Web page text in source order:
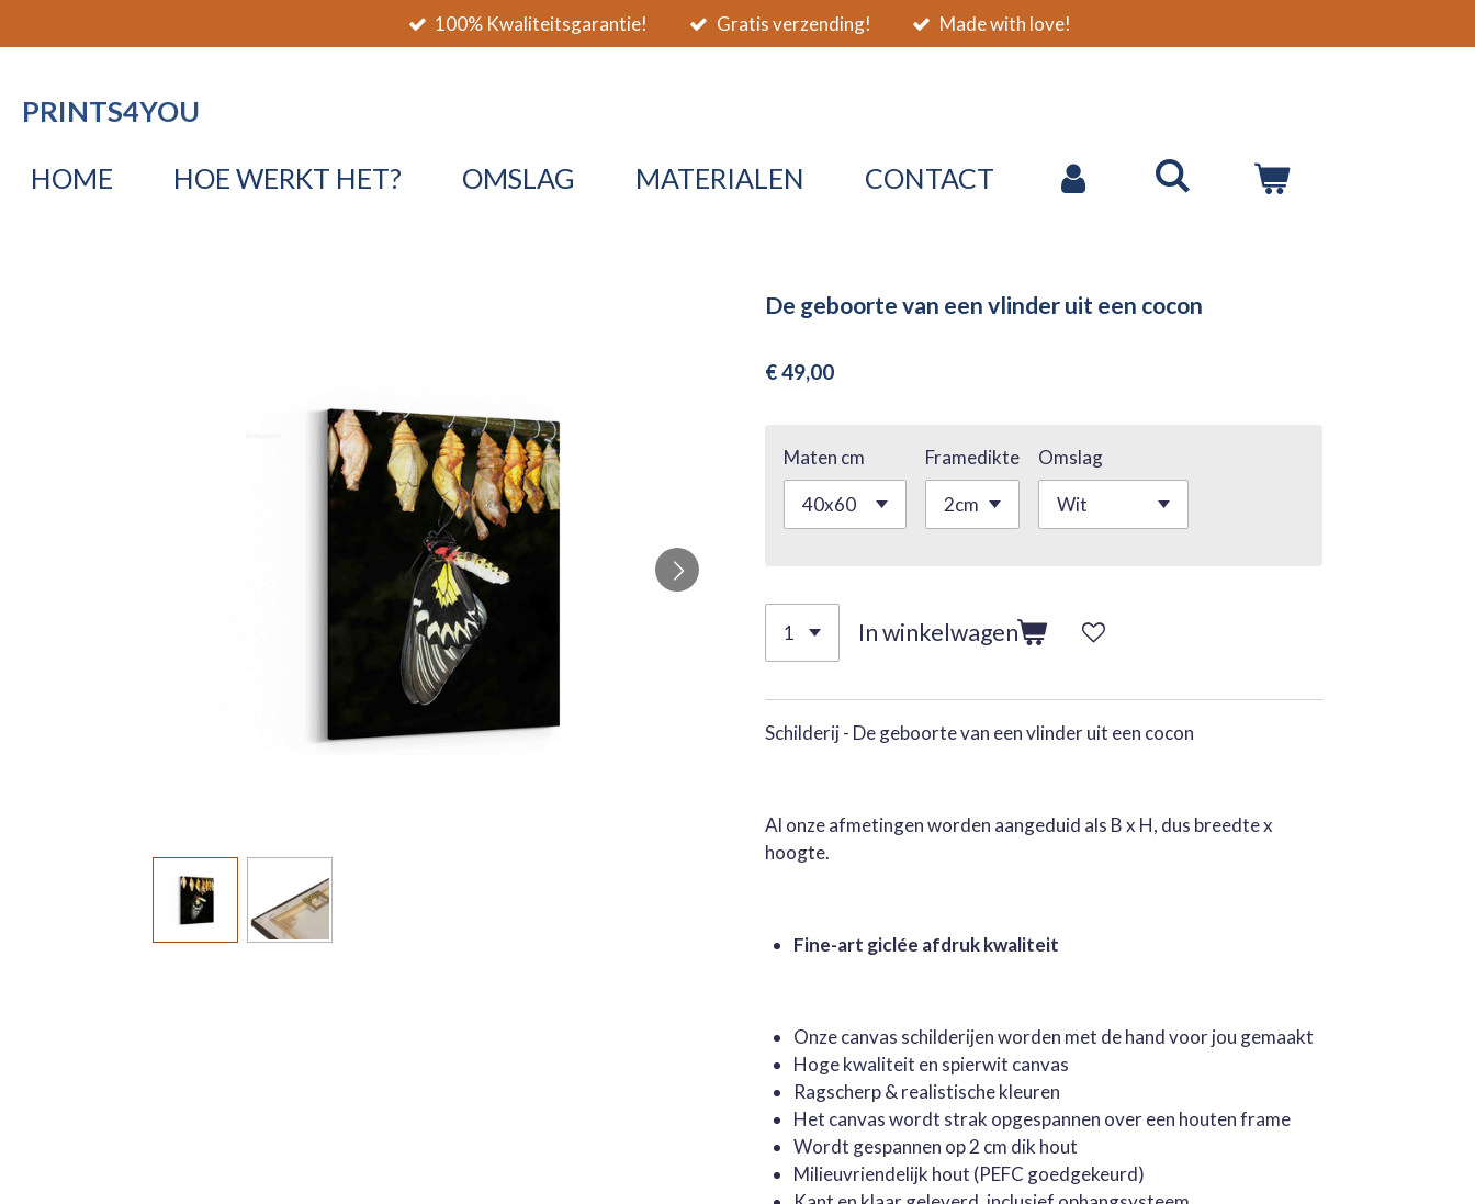
direct
de
100% Kwaliteitsgarantie! Gratis verzending! Made with love!
PRINTS4YOU
HOME HOE WERKT HET? OMSLAG MATERIALEN CONTACT
De geboorte van een vlinder uit een cocon
€ 49,00
Maten cm Framedikte Omslag
In winkelwagen
Schilderij - De geboorte van een vlinder uit een cocon
Al onze afmetingen worden aangeduid als B x H, dus breedte x
hoogte.
Fine-art giclée afdruk kwaliteit
Onze canvas schilderijen worden met de hand voor jou gemaakt
Hoge kwaliteit en spierwit canvas
Ragscherp & realistische kleuren
Het canvas wordt strak opgespannen over een houten frame
Wordt gespannen op 2 cm dik hout
Milieuvriendelijk hout (PEFC goedgekeurd)